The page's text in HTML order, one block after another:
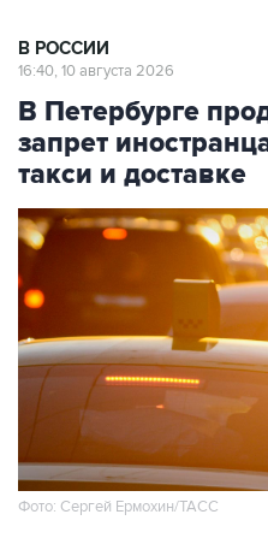
В РОССИИ
16:40, 10 августа 2026
В Петербурге
запрет
такси и доставке
Фото: Сергей Ермохин/ТАСС